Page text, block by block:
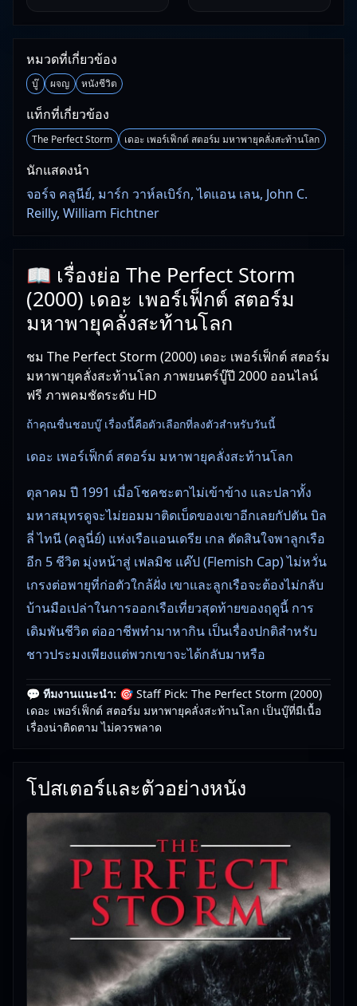
หมวดที่เกี่ยวข้อง
บู๊ ผจญ หนังชีวิต
แท็กที่เกี่ยวข้อง
The Perfect Storm เดอะ เพอร์เฟ็กต์ สตอร์ม มหาพายุคลั่งสะท้านโลก
นักแสดงนำ
จอร์จ คลูนีย์, มาร์ก วาห์ลเบิร์ก, ไดแอน เลน, John C.
Reilly, William Fichtner
📖 เรื่องย่อ The Perfect Storm
(2000) เดอะ เพอร์เฟ็กต์ สตอร์ม
มหาพายุคลั่งสะท้านโลก
ชม The Perfect Storm (2000) เดอะ เพอร์เฟ็กต์ สตอร์ม
มหาพายุคลั่งสะท้านโลก ภาพยนตร์บู๊ปี 2000 ออนไลน์
ฟรี ภาพคมชัดระดับ HD
ถ้าคุณชื่นชอบบู๊ เรื่องนี้คือตัวเลือกที่ลงตัวสำหรับวันนี้
เดอะ เพอร์เฟ็กต์ สตอร์ม มหาพายุคลั่งสะท้านโลก
ตุลาคม ปี 1991 เมื่อโชคชะตาไม่เข้าข้าง และปลาทั้ง
มหาสมุทรดูจะไม่ยอมมาติดเบ็ดของเขาอีกเลยกัปตัน บิล
ลี่ ไทนี (คลูนี่ย์) แห่งเรือแอนเดรีย เกล ตัดสินใจพาลูกเรือ
อีก 5 ชีวิต มุ่งหน้าสู่ เฟลมิช แค๊ป (Flemish Cap) ไม่หวั่น
เกรงต่อพายุที่ก่อตัวใกล้ฝั่ง เขาและลูกเรือจะต้องไม่กลับ
บ้านมือเปล่าในการออกเรือเที่ยวสุดท้ายของฤดูนี้ การ
เดิมพันชีวิต ต่ออาชีพทำมาหากิน เป็นเรื่องปกติสำหรับ
ชาวประมงเพียงแต่พวกเขาจะได้กลับมาหรือ
🎥 อัปเดตโดยทีมงาน Free Movie 24— ตรวจสอบล่าสุด:
29/05/2026 |เกี่ยวกับเรา
💬 ทีมงานแนะนำ: 🎯 Staff Pick: The Perfect Storm (2000)
เดอะ เพอร์เฟ็กต์ สตอร์ม มหาพายุคลั่งสะท้านโลก เป็นบู๊ที่มีเนื้อ
เรื่องน่าติดตาม ไม่ควรพลาด
โปสเตอร์และตัวอย่างหนัง